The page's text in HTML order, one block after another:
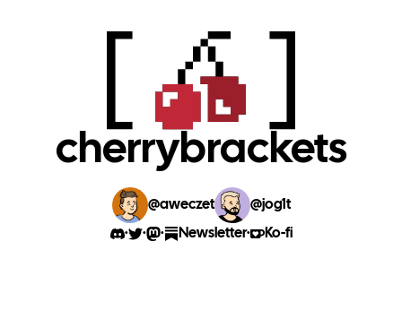
cherrybrackets
· · · Newsletter· Ko-fi
@aweczet @jog1t